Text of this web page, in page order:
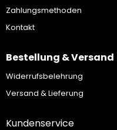
Zahlungsmethoden
Kontakt
Bestellung & Versand
Widerrufsbelehrung
Versand & Lieferung
Kundenservice